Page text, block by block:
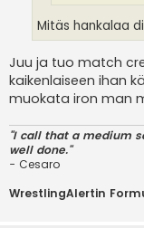
Mitäs hankalaa
Juu ja tuo match
kaikenlaiseen ihan
muokata iron man
"I call that a medium
well done."
- Cesaro
WrestlingAlertin